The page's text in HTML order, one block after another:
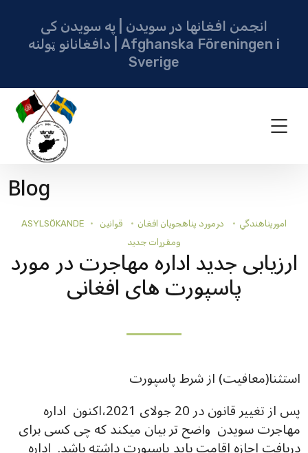
انجمن افغانها در سویدن | په سویدن کی
دافغانانو ټولنه | Afghanska Föreningen i
Sverige
Blog
ASYLSÖKANDE امورپناهندگي درمورد پناهجويان افغان
قوانين
ومقررات جديد
ارزیابی جدید اداره مهاجرت در مورد
پاسپورت های افغانی
استثنا(معافیت) از شرط پاسپورت
پس از تغییر قانون در 20 جولای 2021،اکنون اداره
مهاجرت سویدن واضح تر بیان میکند که چی کسی برای